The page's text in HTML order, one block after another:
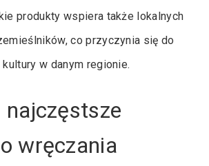
produkty wspiera także lokalnych
co przyczynia się do
w danym regionie.
najczęstsze
wręczania